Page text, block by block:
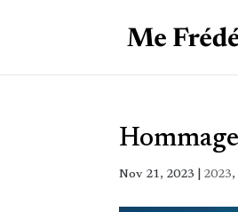
Nov 21, 2023 2023,